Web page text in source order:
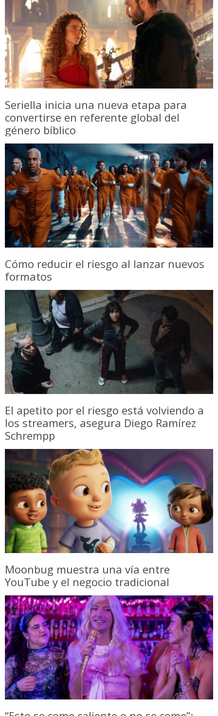
Seriella inicia una nueva etapa para
convertirse en referente global del
género bíblico
Cómo reducir el riesgo al lanzar nuevos
formatos
El apetito por el riesgo está volviendo a
los streamers, asegura Diego Ramírez
Schrempp
Moonbug muestra una vía entre
YouTube y el negocio tradicional